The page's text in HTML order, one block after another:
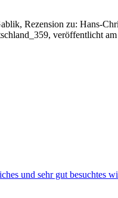
Rezension zu: Hans-
veröffentlicht
und sehr gut